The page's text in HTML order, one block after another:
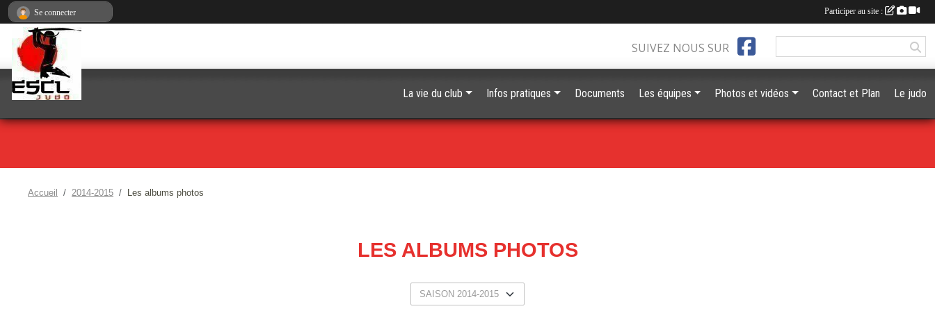
Accueil 2014-2015 Les albums photos
LES ALBUMS PHOTOS
SUIVEZ NOUS SUR
La vie du club Infos pratiques Documents Les équipes Photos et vidéos Contact et Plan Le judo
Se connecter Participer au site :
Panneau de gestion des cookies